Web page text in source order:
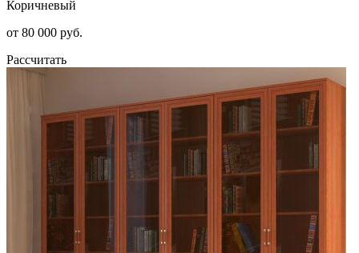
Коричневый
от 80 000 руб.
Рассчитать